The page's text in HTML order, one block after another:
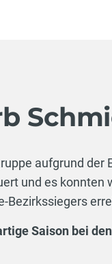
aufgrund der
und es
Bezirkssiegers
Saison bei